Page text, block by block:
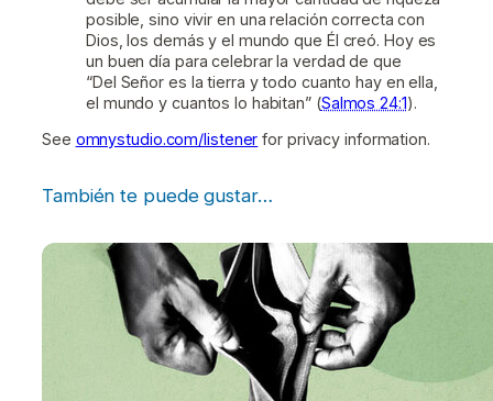
posible, sino vivir en una relación correcta con
Dios, los demás y el mundo que Él creó. Hoy es
un buen día para celebrar la verdad de que
“Del Señor es la tierra y todo cuanto hay en ella,
el mundo y cuantos lo habitan” (Salmos 24:1).
See omnystudio.com/listener for privacy information.
También te puede gustar…